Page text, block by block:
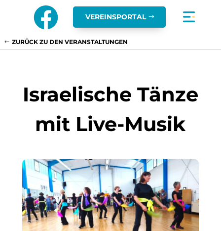
 VEREINSPORTAL
ZURÜCK ZU DEN VERANSTALTUNGEN
Israelische Tänze
mit Live-Musik